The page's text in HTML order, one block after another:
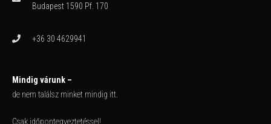
Budapest 1590 Pf. 170
+36 30 4629941
Mindig várunk –
de nem találsz minket mindig itt.
Csak időpontegyeztetéssel!